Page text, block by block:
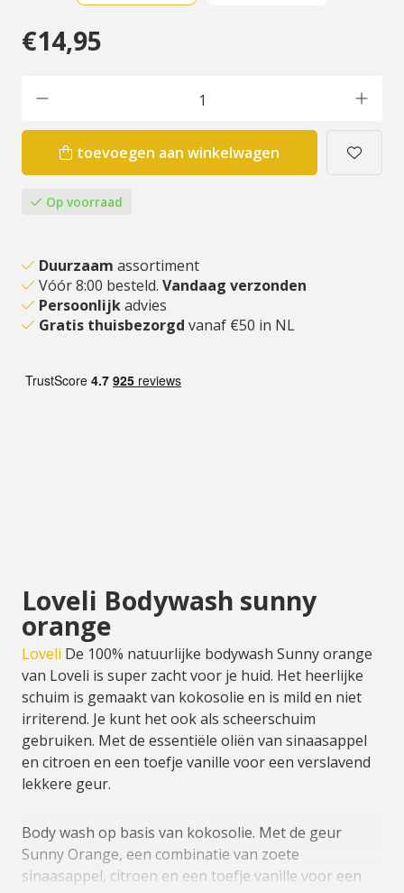
€14,95
toevoegen aan winkelwagen
Op voorraad
Duurzaam assortiment
Vóór 8:00 besteld. Vandaag verzonden
Persoonlijkadvies
Gratis thuisbezorgd vanaf €50 in NL
Loveli Bodywash sunny
orange
Loveli De 100% natuurlijke bodywash Sunny orange
van Loveli is super zacht voor je huid. Het heerlijke
schuim is gemaakt van kokosolie en is mild en niet
irriterend. Je kunt het ook als scheerschuim
gebruiken. Met de essentiële oliën van sinaasappel
en citroen en een toefje vanille voor een verslavend
lekkere geur.
Body wash op basis van kokosolie. Met de geur
Sunny Orange, een combinatie van zoete
sinaasappel, citroen en een toefje vanille voor een